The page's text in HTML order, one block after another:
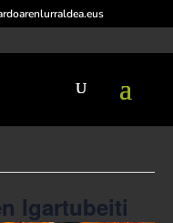
Igartubeiti